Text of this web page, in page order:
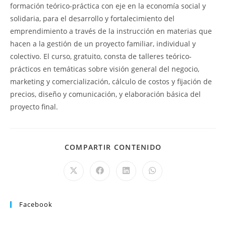
formación teórico-práctica con eje en la economía social y
solidaria, para el desarrollo y fortalecimiento del
emprendimiento a través de la instrucción en materias que
hacen a la gestión de un proyecto familiar, individual y
colectivo. El curso, gratuito, consta de talleres teórico-
prácticos en temáticas sobre visión general del negocio,
marketing y comercialización, cálculo de costos y fijación de
precios, diseño y comunicación, y elaboración básica del
proyecto final.
COMPARTIR CONTENIDO
Facebook